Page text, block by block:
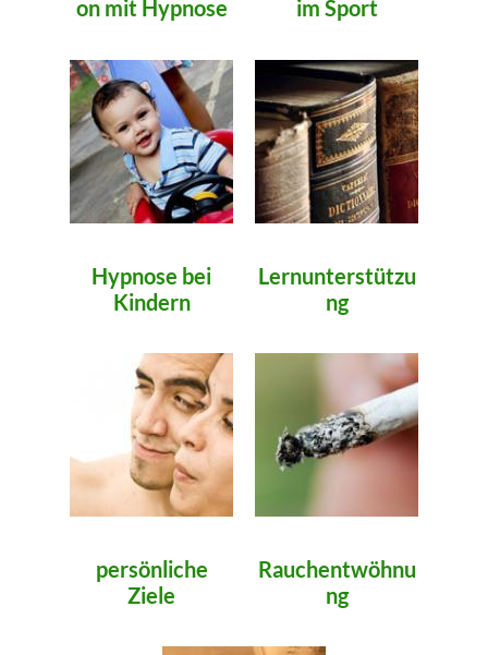
on mit Hypnose
im Sport
Hypnose bei
Kindern
Lernunterstützu
ng
persönliche
Ziele
Rauchentwöhnu
ng